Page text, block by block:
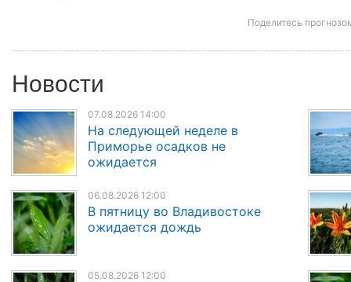
Поделитесь
Новости
07.08.2026 14:00
На следующей неделе в
Приморье осадков не
ожидается
06.08.2026 12:00
В пятницу во Владивостоке
ожидается дождь
05.08.2026 12:00